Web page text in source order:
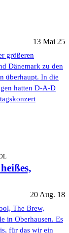
13 Mai 25
größeren
Dänemark zu den
überhaupt. In die
hatten D-A-D
20 Aug. 18
The Brew,
in Oberhausen. Es
für das wir ein